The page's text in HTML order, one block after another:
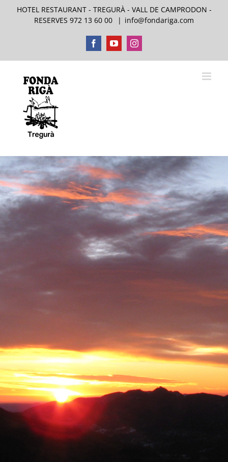
HOTEL RESTAURANT - TREGURÀ - VALL DE CAMPRODON -
RESERVES 972 13 60 00
| info@fondariga.com
FacebookYouTubeInstagram